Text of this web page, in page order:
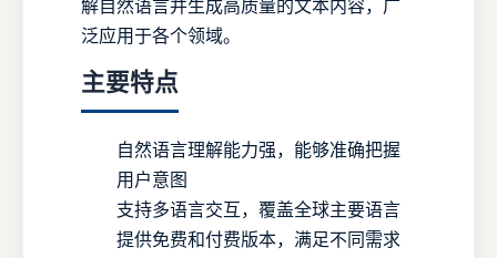
解自然语言并生成高质量的文本内容，广
泛应用于各个领域。
主要特点
自然语言理解能力强，能够准确把握
用户意图
支持多语言交互，覆盖全球主要语言
提供免费和付费版本，满足不同需求